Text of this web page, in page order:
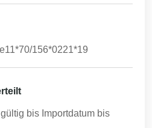
156*0221*19
bis Importdatum bis